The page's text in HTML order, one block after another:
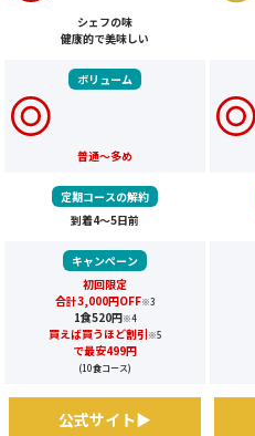
シェフの味
健康的で美味しい
ボリューム
普通～多め
定期コースの解約
到着4～5日前
キャンペーン
初回限定
合計3,000円OFF※3
1食520円※4
買えば買うほど割引※5
で最安499円
(10食コース)
公式サイト▶